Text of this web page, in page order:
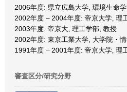
2006年度: 県立広島大学, 環境生命
2002年度 – 2004年度: 帝京大学, 理
2003年度: 帝京大, 理工学部, 教授
2002年度: 東京工業大学, 大学院・
1991年度 – 2001年度: 帝京大学, 理
審査区分/研究分野